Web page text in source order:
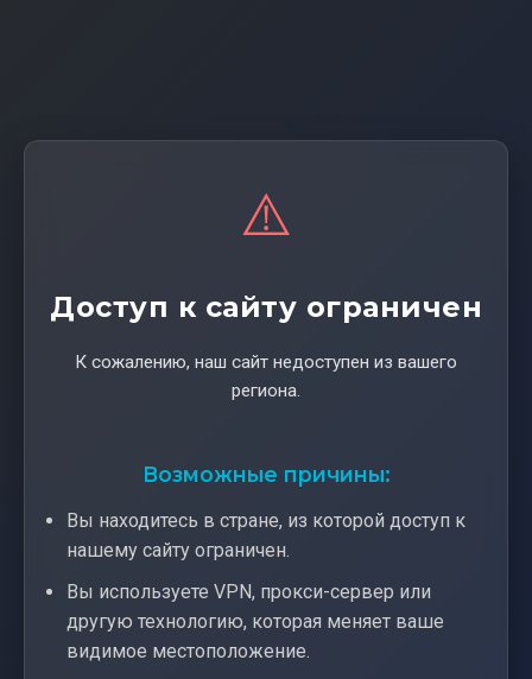
⚠️
Доступ к сайту ограничен
К сожалению, наш сайт недоступен из вашего
региона.
Возможные причины:
Вы находитесь в стране, из которой доступ к
нашему сайту ограничен.
Вы используете VPN, прокси-сервер или
другую технологию, которая меняет ваше
видимое местоположение.